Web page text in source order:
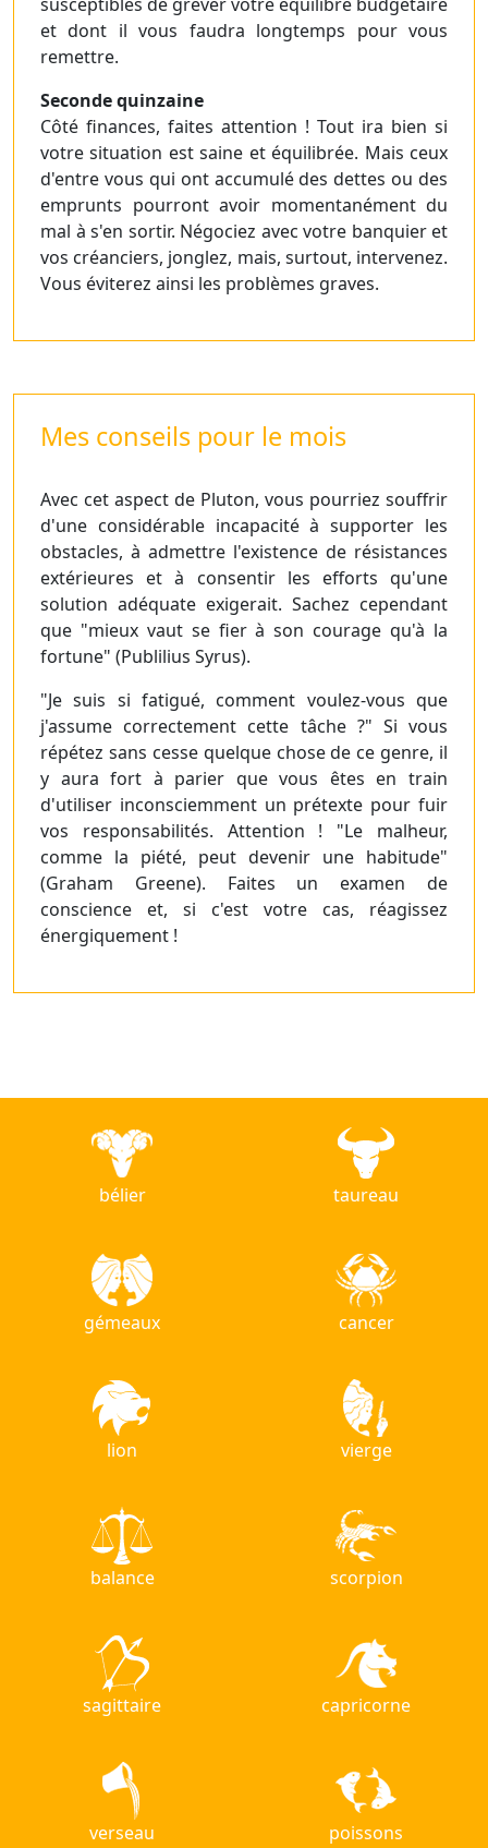
et dont il vous faudra longtemps pour vous
remettre.
Seconde quinzaine
Côté finances, faites attention ! Tout ira bien si
votre situation est saine et équilibrée. Mais ceux
d'entre vous qui ont accumulé des dettes ou des
emprunts pourront avoir momentanément du
mal à s'en sortir. Négociez avec votre banquier et
vos créanciers, jonglez, mais, surtout, intervenez.
Vous éviterez ainsi les problèmes graves.
Mes conseils pour le mois
Avec cet aspect de Pluton, vous pourriez souffrir
d'une considérable incapacité à supporter les
obstacles, à admettre l'existence de résistances
extérieures et à consentir les efforts qu'une
solution adéquate exigerait. Sachez cependant
que "mieux vaut se fier à son courage qu'à la
fortune" (Publilius Syrus).
"Je suis si fatigué, comment voulez-vous que
j'assume correctement cette tâche ?" Si vous
répétez sans cesse quelque chose de ce genre, il
y aura fort à parier que vous êtes en train
d'utiliser inconsciemment un prétexte pour fuir
vos responsabilités. Attention ! "Le malheur,
comme la piété, peut devenir une habitude"
(Graham Greene). Faites un examen de
conscience et, si c'est votre cas, réagissez
énergiquement !
bélier taureau
gémeaux cancer
lion vierge
balance scorpion
sagittaire capricorne
verseau poissons